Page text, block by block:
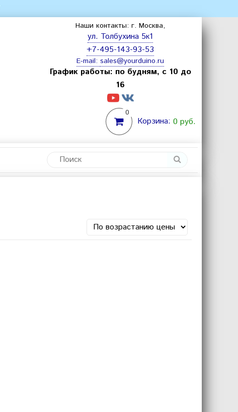
Наши контакты: г. Москва,
ул. Толбухина 5к1
+7-495-143-93-53
E-mail: sales@yourduino.ru
График работы: по будням, с 10 до
16
0
Корзина: 0 руб.